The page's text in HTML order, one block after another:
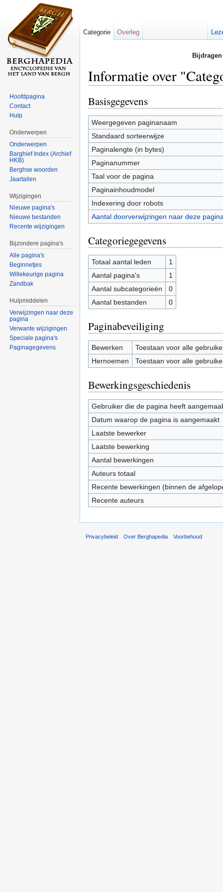
Informatie over
Basisgegevens
Weergegeven paginanaam
Standaard sorteerwijze
Paginalengte (in bytes)
Paginanummer
Taal voor de pagina
Paginainhoudmodel
Indexering door robots
Aantal doorverwijzingen naar deze
Categoriegegevens
Totaal aantal leden
1
Aantal pagina's
1
Aantal subcategorieën
0
Aantal bestanden
0
Paginabeveiliging
Bewerken
Toestaan voor alle
Hernoemen
Toestaan voor alle
Bewerkingsgeschiedenis
Gebruiker die de pagina heeft
Datum waarop de pagina is aangemaakt
Laatste bewerker
Laatste bewerking
Aantal bewerkingen
Auteurs totaal
Recente bewerkingen (binnen de
Recente auteurs
Categorie Overleg
Hoofdpagina
Contact
Hulp
Onderwerpen
Onderwerpen
Barghief Index (Archief
HKB)
Berghse woorden
Jaartallen
Wijzigingen
Nieuwe pagina's
Nieuwe bestanden
Recente wijzigingen
Bijzondere pagina's
Alle pagina's
Beginnetjes
Willekeurige pagina
Zandbak
Hulpmiddelen
Verwijzingen naar deze
pagina
Verwante wijzigingen
Speciale pagina's
Paginagegevens
Privacybeleid Over Berghapedia Voorbehoud